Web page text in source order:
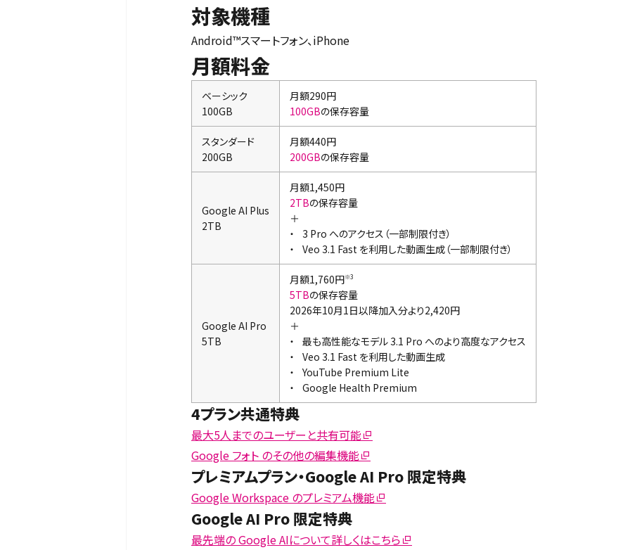
対象機種
Android™スマートフォン、iPhone
月額料金
ベーシック
100GB
月額290円
100GBの保存容量
スタンダード
200GB
月額440円
200GBの保存容量
Google AI Plus
2TB
月額1,450円
2TBの保存容量
＋
3 Pro へのアクセス（一部制限付き）
Veo 3.1 Fast を利用した動画生成（一部制限付き）
Google AI Pro
5TB
月額1,760円※3
5TBの保存容量
2026年10月1日以降加入分より2,420円
＋
最も高性能なモデル 3.1 Pro へのより高度なアクセス
Veo 3.1 Fast を利用した動画生成
YouTube Premium Lite
Google Health Premium
4プラン共通特典
最大5人までのユーザーと共有可能
Google フォト のその他の編集機能
プレミアムプラン・Google AI Pro 限定特典
Google Workspace のプレミアム機能
Google AI Pro 限定特典
最先端の Google AIについて詳しくはこちら